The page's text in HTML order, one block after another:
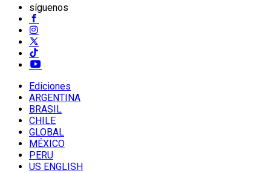
síguenos
Ediciones
ARGENTINA
BRASIL
CHILE
GLOBAL
MÉXICO
PERU
US ENGLISH